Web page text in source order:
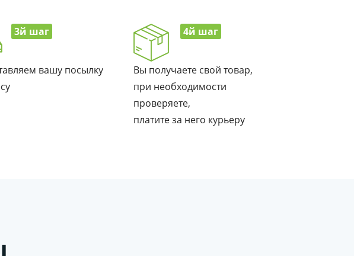
3й шаг
вашу посылку
4й шаг
Вы получаете свой товар,
при необходимости
проверяете,
платите за него курьеру